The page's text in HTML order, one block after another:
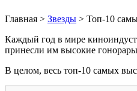
Главная > Звезды > Топ-10
Каждый год в мире
принесли им высокие
В целом, весь топ-10 самых